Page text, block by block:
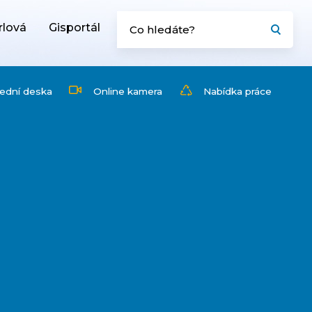
Gisportál
deska Online kamera Nabídka práce